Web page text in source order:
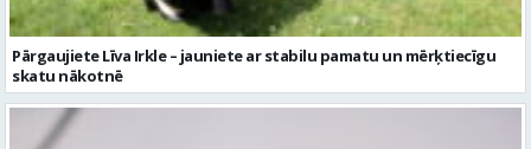
Pārgaujiete Līva Irkle – jauniete ar stabilu pamatu un mērķtiecīgu
skatu nākotnē